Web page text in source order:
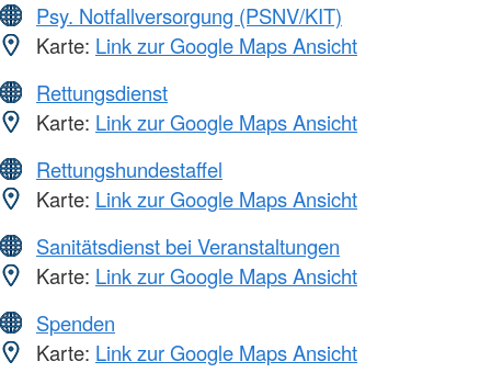
Psy. Notfallversorgung (PSNV/KIT)
Karte: Link zur Google Maps Ansicht
Rettungsdienst
Karte: Link zur Google Maps Ansicht
Rettungshundestaffel
Karte: Link zur Google Maps Ansicht
Sanitätsdienst bei Veranstaltungen
Karte: Link zur Google Maps Ansicht
Spenden
Karte: Link zur Google Maps Ansicht